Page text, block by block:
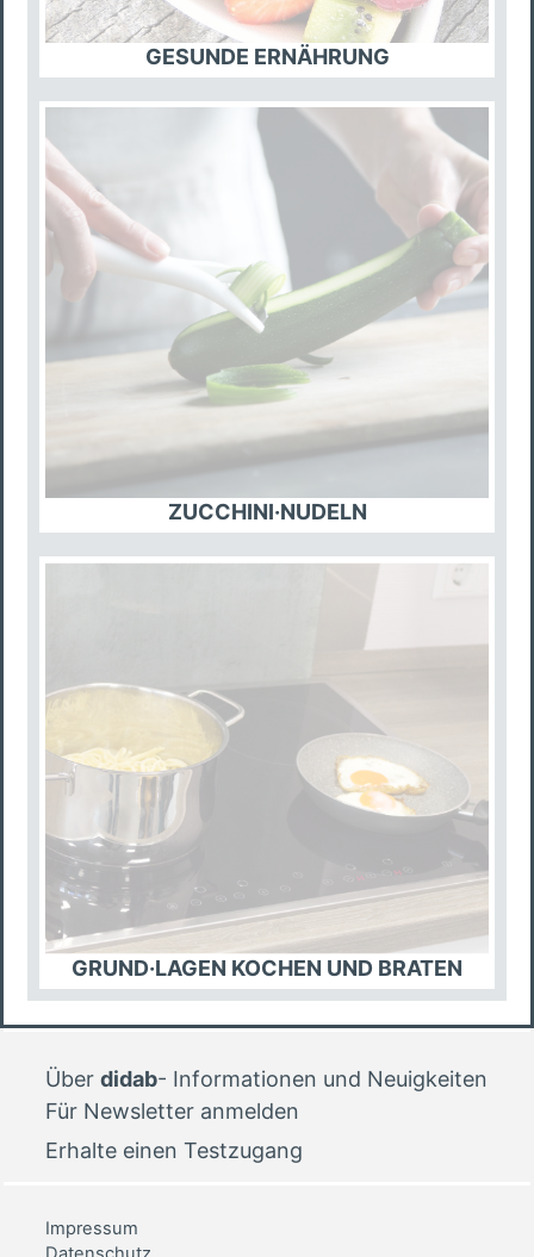
GESUNDE ERNÄHRUNG
ZUCCHINI·NUDELN
GRUND·LAGEN KOCHEN UND BRATEN
Über didab- Informationen und Neuigkeiten
Für Newsletter anmelden
Erhalte einen Testzugang
Impressum